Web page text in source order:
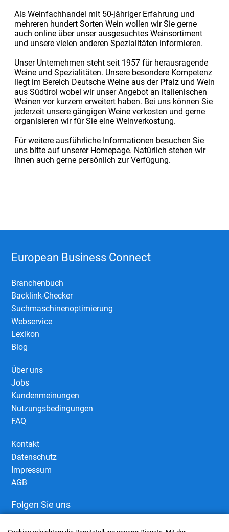
Als Weinfachhandel mit 50-jähriger Erfahrung und
mehreren hundert Sorten Wein wollen wir Sie gerne
auch online über unser ausgesuchtes Weinsortiment
und unsere vielen anderen Spezialitäten informieren.
Unser Unternehmen steht seit 1957 für herausragende
Weine und Spezialitäten. Unsere besondere Kompetenz
liegt im Bereich Deutsche Weine aus der Pfalz und Wein
aus Südtirol wobei wir unser Angebot an italienischen
Weinen vor kurzem erweitert haben. Bei uns können Sie
jederzeit unsere gängigen Weine verkosten und gerne
organisieren wir für Sie eine Weinverkostung.
Für weitere ausführliche Informationen besuchen Sie
uns bitte auf unserer Homepage. Natürlich stehen wir
Ihnen auch gerne persönlich zur Verfügung.
European Business Connect
Branchenbuch
Backlink-Checker
Suchmaschinenoptimierung
Webservice
Lexikon
Blog
Über uns
Jobs
Kundenmeinungen
Nutzungsbedingungen
FAQ
Kontakt
Datenschutz
Impressum
AGB
Folgen Sie uns